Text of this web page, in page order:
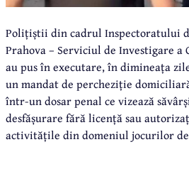
Polițiștii din cadrul Inspectoratului
Prahova – Serviciul de Investigare
au pus în executare, în dimineața
un mandat de percheziție
într-un dosar penal ce vizează
desfășurare fără licență sau
activitățile din domeniul jocurilor